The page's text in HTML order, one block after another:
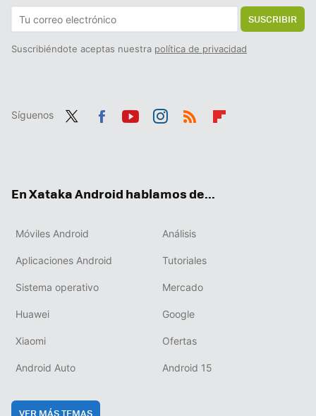
SUSCRIBIR
Suscribiéndote aceptas nuestra política de privacidad
Síguenos
En Xataka Android hablamos de...
Móviles Android Análisis
Aplicaciones Android Tutoriales
Sistema operativo Mercado
Huawei Google
Xiaomi Ofertas
Android Auto Android 15
VER MÁS TEMAS